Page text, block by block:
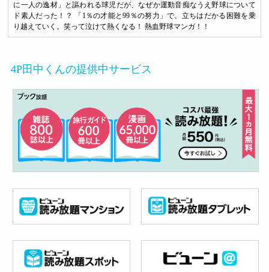
に一人の逸材」と謳われる球児だが、なぜか運動音痴なうえ野球について
ド素人だった！？ 「1％の才能と99％の努力」で、立ちはだかる困難を乗
り越えていく。笑って泣けて熱くなる！ 熱血野球マンガ！！
4P田中くんの提供中サービス